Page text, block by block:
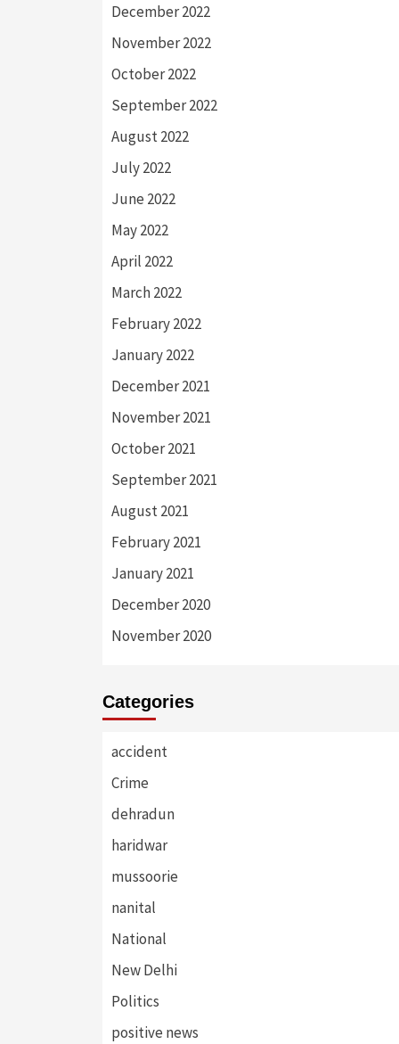
December 2022
November 2022
October 2022
September 2022
August 2022
July 2022
June 2022
May 2022
April 2022
March 2022
February 2022
January 2022
December 2021
November 2021
October 2021
September 2021
August 2021
February 2021
January 2021
December 2020
November 2020
Categories
accident
Crime
dehradun
haridwar
mussoorie
nanital
National
New Delhi
Politics
positive news